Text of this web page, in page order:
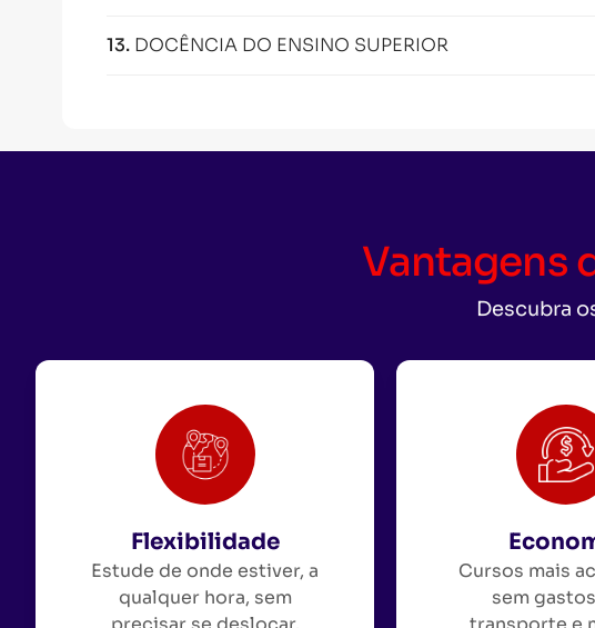
13. DOCÊNCIA DO ENSINO SUPERIOR
Vantagens
Descubra
Flexibilidade
Estude de onde estiver, a
qualquer hora, sem
Cursos mais
sem